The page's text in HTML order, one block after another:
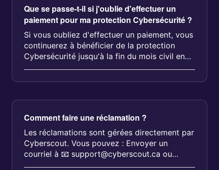
Que se passe-t-il si j'oublie d'effectuer un
paiement pour ma protection Cybersécurité ?
Si vous oubliez d'effectuer un paiement, vous
continuerez à bénéficier de la protection
Cybersécurité jusqu'à la fin du mois civil en
cours. Si les frais ne son...
Comment faire une réclamation ?
Les réclamations sont gérées directement par
Cyberscout. Vous pouvez : Envoyer un
courriel à 📧 support@cyberscout.ca ou
appelez la ligne de soutien indiquée da...